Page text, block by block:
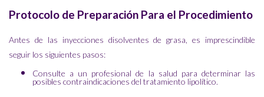
Protocolo de Preparación Para el Procedimiento
Antes de las inyecciones disolventes de grasa, es imprescindible
seguir los siguientes pasos:
Consulte a un profesional de la salud para determinar las
posibles contraindicaciones del tratamiento lipolítico.